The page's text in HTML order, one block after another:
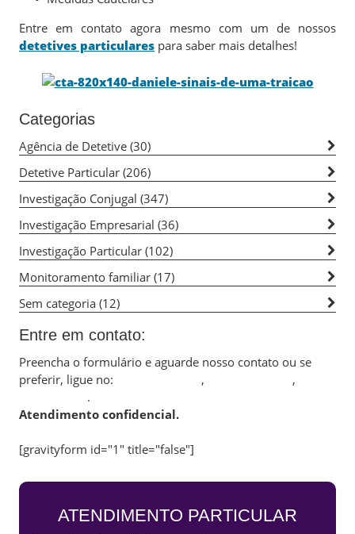
Entre em contato agora mesmo com um de nossos
detetives particulares para saber mais detalhes!
Categorias
Agência de Detetive (30)
Detetive Particular (206)
Investigação Conjugal (347)
Investigação Empresarial (36)
Investigação Particular (102)
Monitoramento familiar (17)
Sem categoria (12)
Entre em contato:
Preencha o formulário e aguarde nosso contato ou se
preferir, ligue no:
, ,
.
Atendimento confidencial.
[gravityform id="1" title="false"]
ATENDIMENTO PARTICULAR